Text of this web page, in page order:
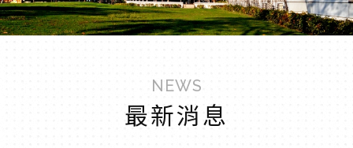
NEWS
最新消息